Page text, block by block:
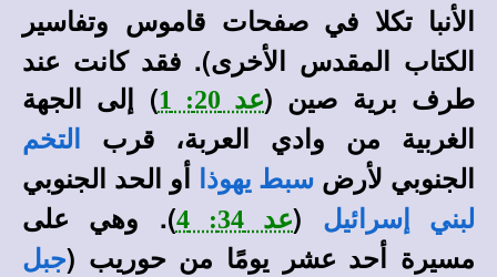
الأنبا تكلا
في صفحات قاموس وتفاسير
الكتاب المقدس الأخرى). فقد كانت عند
طرف برية صين (عد 20: 1
) إلى الجهة
الغربية من وادي العربة، قرب
التخم
الجنوبي لأرض سبط يهوذا أو الحد الجنوبي
لبني إسرائيل (عد 34: 4
). وهي على
مسيرة أحد عشر يومًا من حوريب (جبل